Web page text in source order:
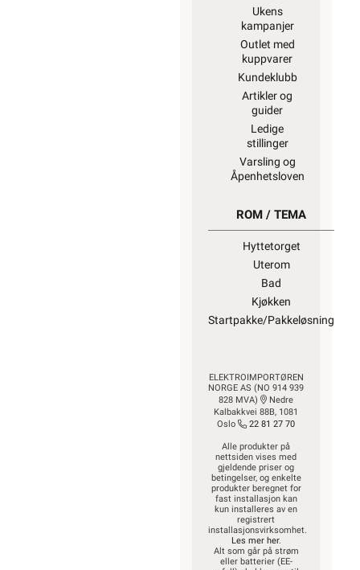
Ukens
kampanjer
Outlet med
kuppvarer
Kundeklubb
Artikler og
guider
Ledige
stillinger
Varsling og
Åpenhetsloven
ROM / TEMA
Hyttetorget
Uterom
Bad
Kjøkken
Startpakke/Pakkeløsning
ELEKTROIMPORTØREN
NORGE AS (NO 914 939
828 MVA)
Nedre
Kalbakkvei 88B, 1081
Oslo
22 81 27 70
Alle produkter på
nettsiden vises med
gjeldende priser og
betingelser, og enkelte
produkter beregnet for
fast installasjon kan
kun installeres av en
registrert
installasjonsvirksomhet.
Les mer her.
Alt som går på strøm
eller batterier (EE-